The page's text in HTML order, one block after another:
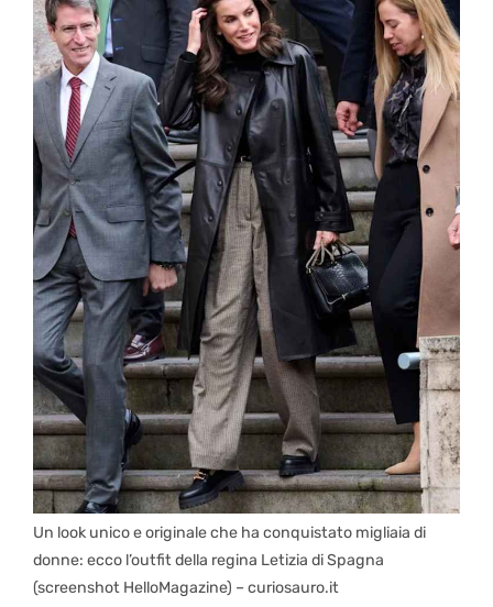
Un look unico e originale che ha conquistato migliaia di
donne: ecco l’outfit della regina Letizia di Spagna
(screenshot HelloMagazine) – curiosauro.it